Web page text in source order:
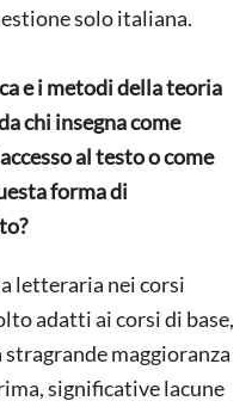
solo italiana.
e i metodi della teoria
chi insegna come
al testo o come
forma di
letteraria nei corsi
adatti ai corsi di base,
maggioranza
significative lacune